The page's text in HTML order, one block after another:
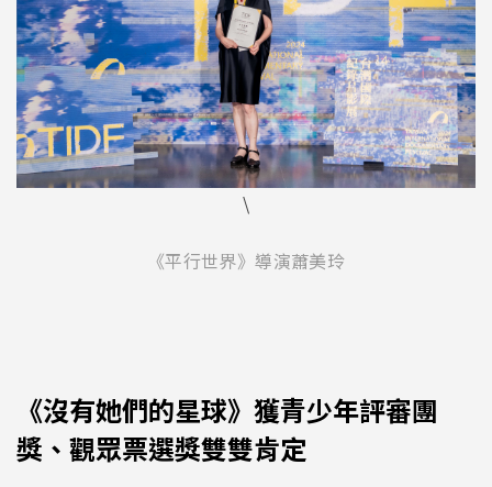
\
《平行世界》導演蕭美玲
《沒有她們的星球》獲青少年評審團
獎、觀眾票選獎雙雙肯定